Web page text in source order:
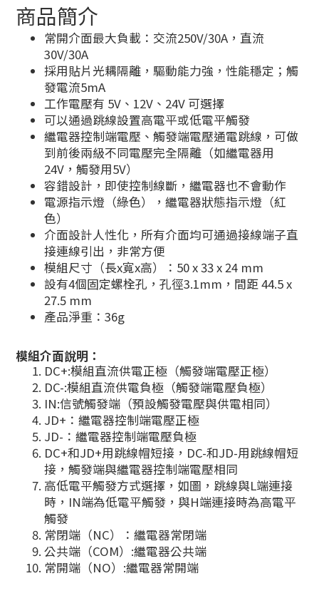
商品簡介
常開介面最大負載：交流250V/30A，直流
30V/30A
採用貼片光耦隔離，驅動能力強，性能穩定；觸
發電流5mA
工作電壓有 5V、12V、24V 可選擇
可以通過跳線設置高電平或低電平觸發
繼電器控制端電壓、觸發端電壓通電跳線，可做
到前後兩級不同電壓完全隔離（如繼電器用
24V，觸發用5V）
容錯設計，即使控制線斷，繼電器也不會動作
電源指示燈（綠色），繼電器狀態指示燈（紅
色）
介面設計人性化，所有介面均可通過接線端子直
接連線引出，非常方便
模組尺寸（長x寬x高）：50 x 33 x 24 mm
設有4個固定螺栓孔，孔徑3.1mm，間距 44.5 x
27.5 mm
產品淨重：36g
模組介面說明：
DC+:模組直流供電正極（觸發端電壓正極）
DC-:模組直流供電負極（觸發端電壓負極）
IN:信號觸發端（預設觸發電壓與供電相同）
JD+：繼電器控制端電壓正極
JD-：繼電器控制端電壓負極
DC+和JD+用跳線帽短接，DC-和JD-用跳線帽短
接，觸發端與繼電器控制端電壓相同
高低電平觸發方式選擇，如圖，跳線與L端連接
時，IN端為低電平觸發，與H端連接時為高電平
觸發
常閉端（NC）：繼電器常閉端
公共端（COM）:繼電器公共端
常開端（NO）:繼電器常開端